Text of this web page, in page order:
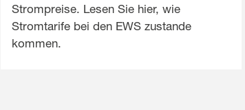
Strompreise. Lesen Sie hier, wie
Stromtarife bei den EWS zustande
kommen.